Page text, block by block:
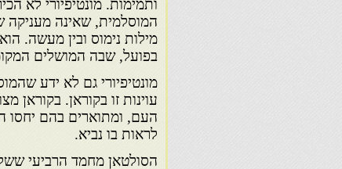
ותמימות. מונטיפיורי לא
המוסלמית, שאינה מעניקה
מילות נימוס ובין מעשה.
בפועל, שבה המושלים
מונטיפיורי גם לא ידע
עוינות זו בקוראן.
העם, ומתוארים בהם יחסו
לראות בו נביא.